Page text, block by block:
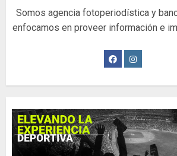
Somos agencia fotoperiodística y
enfocamos en proveer información e